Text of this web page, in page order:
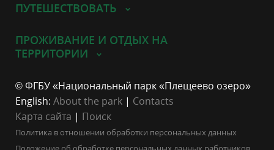
ПУТЕШЕСТВОВАТЬ
ПРОЖИВАНИЕ И ОТДЫХ НА
ТЕРРИТОРИИ
© ФГБУ «Национальный парк «Плещеево озеро»
English: About the park | Contacts
Карта сайта | Поиск
Политика в отношении обработки персональных данных